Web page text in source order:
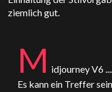
ziemlich gut.
M idjourney V6
Es kann ein Treffer